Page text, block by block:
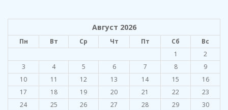
Август 2026
Пн Вт Ср Чт Пт Сб
Вс
1
2
3
4 5 6 7 8
9
10
11 12 13 14 15
16
17
18 19 20 21 22
23
24
25 26 27 28 29
30